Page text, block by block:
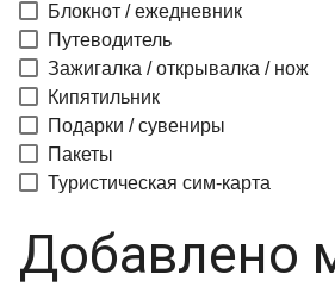
Блокнот / ежедневник
Путеводитель
Зажигалка / открывалка / нож
Кипятильник
Подарки / сувениры
Пакеты
Туристическая сим-карта
Добавлено